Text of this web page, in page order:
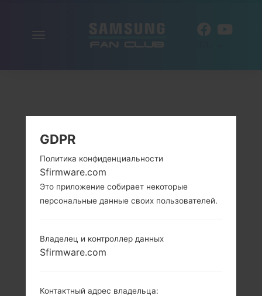
GDPR
Политика конфиденциальности
Sfirmware.com
Это приложение собирает некоторые
персональные данные своих пользователей.
Владелец и контроллер данных
Sfirmware.com
Контактный адрес владельца: